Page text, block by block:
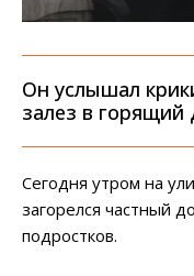
Он услышал
залез в горящий
Сегодня утром на
загорелся частный
подростков.